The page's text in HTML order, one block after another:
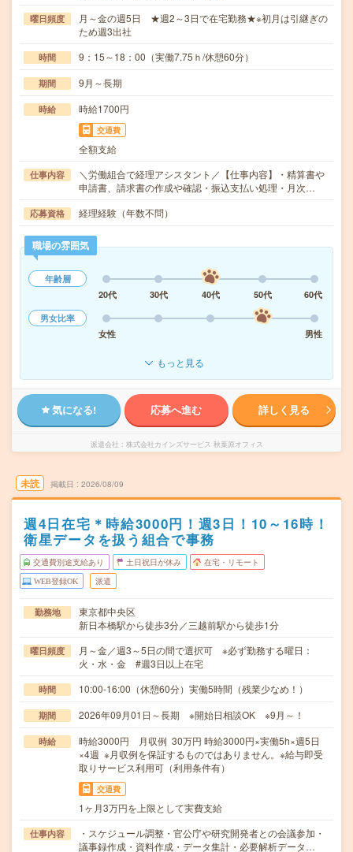
曜日頻度
月～金の週5日 ★週2～3日で在宅勤務★※初月は引継ぎの
ため週3出社
時間 9：15～18：00（実働7.75ｈ/休憩60分）
期間 9月～長期
時給 時給1700円
交通費
全額支給
仕事内容
＼労働組合で経理アシスタント／【仕事内容】・精算書や
申請書、請求書の作成や確認・振込支払い処理・月次…
応募資格 経理経験（年数不問）
職場の雰囲気
年齢層
20代
30代 40代 50代
60代
男女比率
女性
男性
もっと見る
気になる! 応募へ進む 詳しく見る
派遣会社 株式会社カインズサービス 秋葉原オフィス
未読 掲載日 2026/08/09
週4日在宅＊時給3000円！週3日！10～16時！
衛星データを扱う組合で事務
交通費別途支給あり 土日祝日が休み 在宅・リモート
WEB登録OK 派遣
勤務地
東京都中央区
新日本橋駅から徒歩3分／三越前駅から徒歩1分
曜日頻度
月～金／週3～5日の間で選択可 ※必ず勤務する曜日：
火・水・金 #週3日以上在宅
時間 10:00-16:00（休憩60分）実働5時間（残業少なめ！）
期間 2026年09月01日～長期 ※開始日相談OK ※9月～！
時給
時給3000円 月収例 30万円 時給3000円×実働5h×週5日
×4週 ※月収例を保証するものではありません。※給与即受
取りサービス利用可（利用条件有）
交通費
1ヶ月3万円を上限として実費支給
仕事内容
・スケジュール調整・官公庁や研究開発者との会議参加・
議事録作成・資料作成・データ集計・必要解析データ…